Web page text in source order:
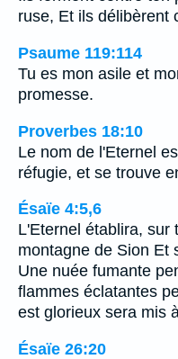
ruse, Et ils délibèrent
Psaume 119:114
Tu es mon asile et
promesse.
Proverbes 18:10
Le nom de l'Eternel
réfugie, et se trouve
Ésaïe 4:5,6
L'Eternel établira, sur
montagne de Sion Et
Une nuée fumante
flammes éclatantes
est glorieux sera mis
Ésaïe 26:20